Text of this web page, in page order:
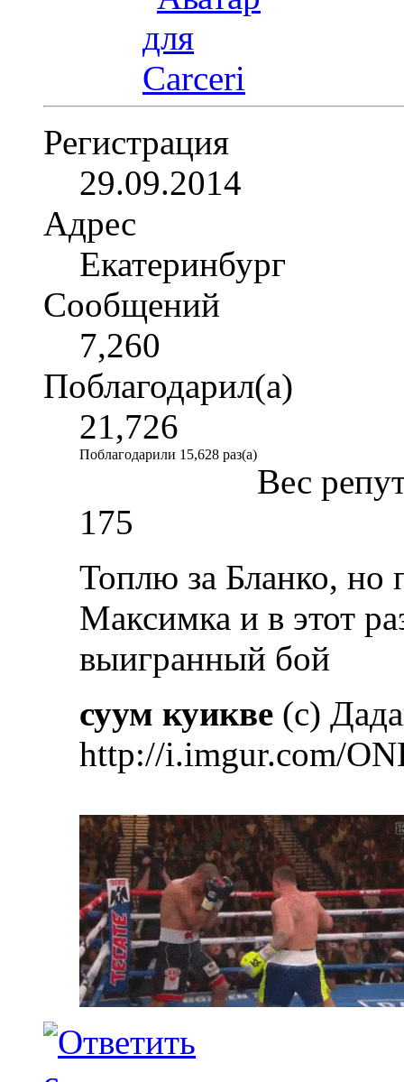
Регистрация
29.09.2014
Адрес
Екатеринбург
Сообщений
7,260
Поблагодарил(а)
21,726
Поблагодарили 15,628 раз(а)
Вес
175
Топлю за Бланко, но
Максимка и в этот
выигранный бой
суум куикве (с)
http://i.imgur.com/